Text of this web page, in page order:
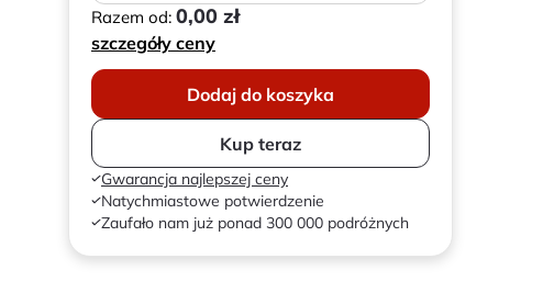
Razem od: 0,00 zł
szczegóły ceny
Dodaj do koszyka
Kup teraz
Gwarancja najlepszej ceny
Natychmiastowe potwierdzenie
Zaufało nam już ponad 300 000 podróżnych